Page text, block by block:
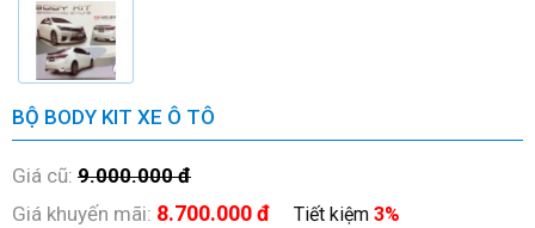
BỘ BODY KIT XE Ô TÔ
Giá cũ: 9.000.000 đ
Giá khuyến mãi: 8.700.000 đ Tiết kiệm 3%